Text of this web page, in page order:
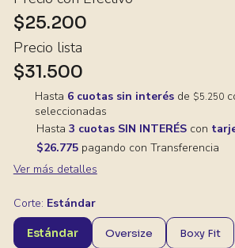
$25.200
Precio lista
$31.500
Hasta 6 cuotas sin interés de $5.250
seleccionadas
Hasta 3 cuotas SIN INTERÉScon
$26.775pagando con Transferencia
Ver más detalles
Corte: Estándar
Estándar Oversize Boxy Fit